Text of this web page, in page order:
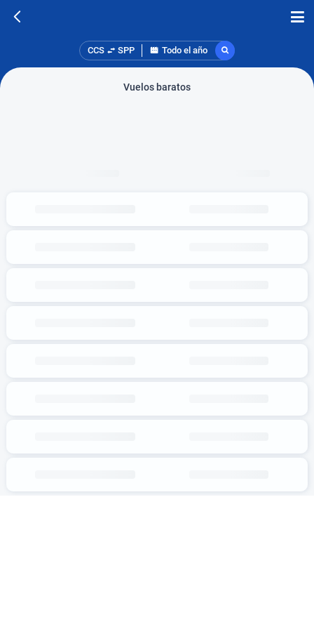
CCS SPP Todo el año
Vuelos baratos